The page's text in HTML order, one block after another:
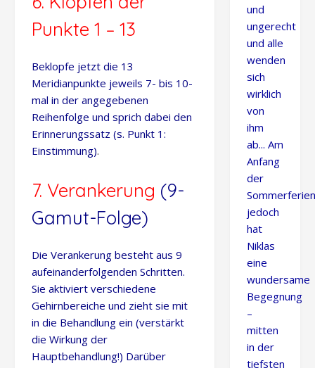
Punkte 1 – 13
Beklopfe jetzt die 13
Meridianpunkte jeweils 7- bis 10-
mal in der angegebenen
Reihenfolge und sprich dabei den
Erinnerungssatz (s. Punkt 1:
Einstimmung).
7. Verankerung (9-
Gamut-Folge)
Die Verankerung besteht aus 9
aufeinanderfolgenden Schritten.
Sie aktiviert verschiedene
Gehirnbereiche und zieht sie mit
in die Behandlung ein (verstärkt
die Wirkung der
Hauptbehandlung!) Darüber
und
ungerecht
und alle
wenden
sich
wirklich
von
ihm
ab... Am
Anfang
der
Sommerferien
jedoch
hat
Niklas
eine
wundersame
Begegnung
–
mitten
in der
tiefsten